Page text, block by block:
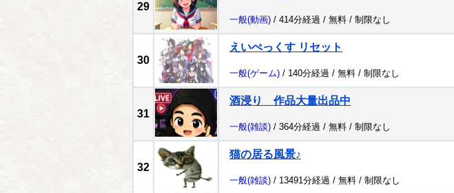
29
一般(動画) / 414分経過 / 無料 / 制限なし
30
えいぺっくす リセット
一般(ゲーム) / 140分経過 / 無料 / 制限なし
31
酒浸り 作品大量出品中
一般(雑談) / 364分経過 / 無料 / 制限なし
32
猫の居る風景♪
一般(雑談) / 13491分経過 / 無料 / 制限なし